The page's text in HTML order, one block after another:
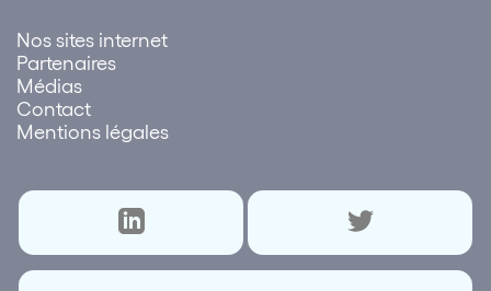
Nos sites internet
Partenaires
Médias
Contact
Mentions légales